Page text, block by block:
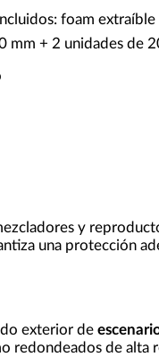
foam
mm + 2 unidades de
y
una protección
exterior de
de alta